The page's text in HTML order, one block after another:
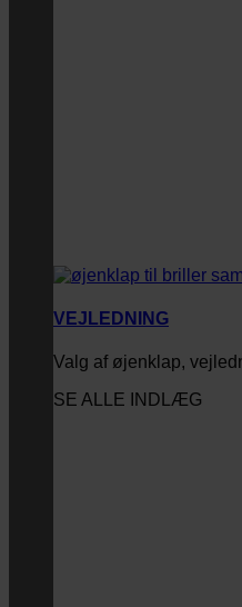
VEJLEDNING
Valg af øjenklap,
SE ALLE INDLÆG